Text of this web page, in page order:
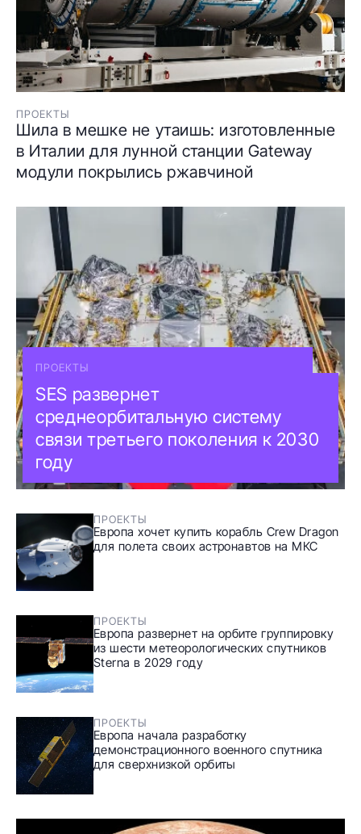
ПРОЕКТЫ
Шила в мешке не утаишь: изготовленные
в Италии для лунной станции Gateway
модули покрылись ржавчиной
ПРОЕКТЫ
SES развернет
среднеорбитальную систему
связи третьего поколения к 2030
году
ПРОЕКТЫ
Европа хочет купить корабль Crew Dragon
для полета своих астронавтов на МКС
ПРОЕКТЫ
Европа развернет на орбите группировку
из шести метеорологических спутников
Sterna в 2029 году
ПРОЕКТЫ
Европа начала разработку
демонстрационного военного спутника
для сверхнизкой орбиты